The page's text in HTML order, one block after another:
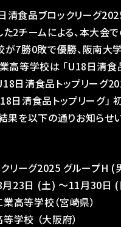
清食品ブロックリーグ
2チームによる、本大会
7勝0敗で優勝、阪南大
高等学校は 「U18日清
日清食品トップリーグ
日清食品トップリーグ
果を以下の通りお知らせい
リーグ2025 グループH (
23日 (土) ～11月30日 (
等学校（宮崎県）
学校 （大阪府）